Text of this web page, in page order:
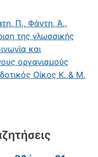
Π., Φάντη, Ά.,
της γλωσσικής
και
οργανισμούς
Οίκος Κ. & Μ.